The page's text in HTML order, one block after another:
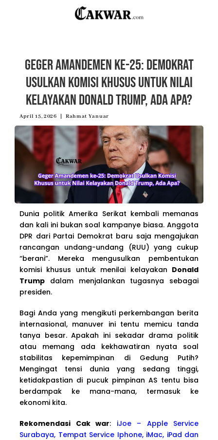
Geger Amandemen ke-25: Demokrat
Usulkan Komisi Khusus untuk Nilai
Kelayakan Donald Trump, Ada Apa?
April 15, 2026 Rahmat Yanuar
Dunia politik Amerika Serikat kembali memanas
dan kali ini bukan soal kampanye biasa. Anggota
DPR dari Partai Demokrat baru saja mengajukan
rancangan undang-undang (RUU) yang cukup
“berani”. Mereka mengusulkan pembentukan
komisi khusus untuk menilai kelayakan Donald
Trump dalam menjalankan tugasnya sebagai
presiden.
Bagi Anda yang mengikuti perkembangan berita
internasional, manuver ini tentu memicu tanda
tanya besar. Apakah ini sekadar drama politik
atau memang ada kekhawatiran nyata soal
stabilitas kepemimpinan di Gedung Putih?
Mengingat tensi dunia yang sedang tinggi,
ketidakpastian di pucuk pimpinan AS tentu bisa
berdampak ke mana-mana, termasuk ke
ekonomi kita.
Rekomendasi Cak war: iJoe – Apple Service
Surabaya, Tempat Service Iphone, iMac, iPad dan